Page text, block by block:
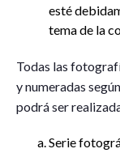
esté
tema de la
Todas las
y numeradas
podrá ser
Serie